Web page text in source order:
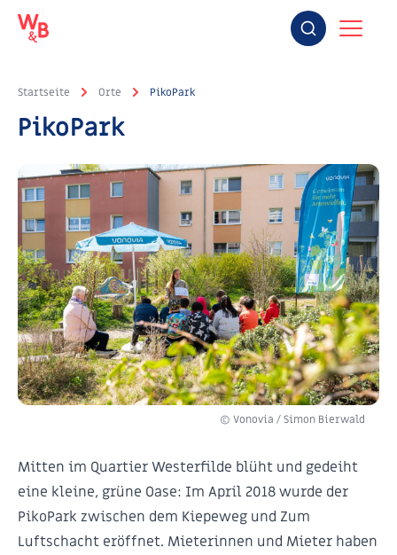
Startseite Orte PikoPark
PikoPark
© Vonovia / Simon Bierwald
Mitten im Quartier Westerfilde blüht und gedeiht
eine kleine, grüne Oase: Im April 2018 wurde der
PikoPark zwischen dem Kiepeweg und Zum
Luftschacht eröffnet. Mieterinnen und Mieter haben